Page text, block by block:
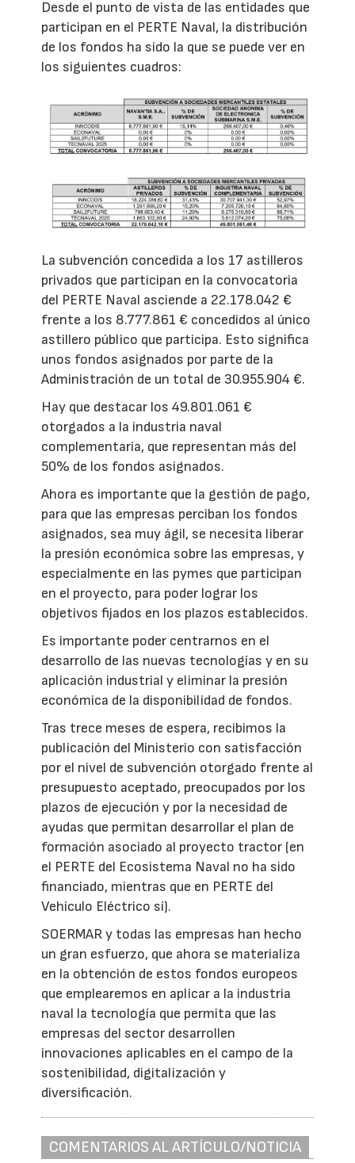
Desde el punto de vista de las entidades que
participan en el PERTE Naval, la distribución
de los fondos ha sido la que se puede ver en
los siguientes cuadros:
La subvención concedida a los 17 astilleros
privados que participan en la convocatoria
del PERTE Naval asciende a 22.178.042 €
frente a los 8.777.861 € concedidos al único
astillero público que participa. Esto significa
unos fondos asignados por parte de la
Administración de un total de 30.955.904 €.
Hay que destacar los 49.801.061 €
otorgados a la industria naval
complementaria, que representan más del
50% de los fondos asignados.
Ahora es importante que la gestión de pago,
para que las empresas perciban los fondos
asignados, sea muy ágil, se necesita liberar
la presión económica sobre las empresas, y
especialmente en las pymes que participan
en el proyecto, para poder lograr los
objetivos fijados en los plazos establecidos.
Es importante poder centrarnos en el
desarrollo de las nuevas tecnologías y en su
aplicación industrial y eliminar la presión
económica de la disponibilidad de fondos.
Tras trece meses de espera, recibimos la
publicación del Ministerio con satisfacción
por el nivel de subvención otorgado frente al
presupuesto aceptado, preocupados por los
plazos de ejecución y por la necesidad de
ayudas que permitan desarrollar el plan de
formación asociado al proyecto tractor (en
el PERTE del Ecosistema Naval no ha sido
financiado, mientras que en PERTE del
Vehículo Eléctrico sí).
SOERMAR y todas las empresas han hecho
un gran esfuerzo, que ahora se materializa
en la obtención de estos fondos europeos
que emplearemos en aplicar a la industria
naval la tecnología que permita que las
empresas del sector desarrollen
innovaciones aplicables en el campo de la
sostenibilidad, digitalización y
diversificación.
COMENTARIOS AL ARTÍCULO/NOTICIA